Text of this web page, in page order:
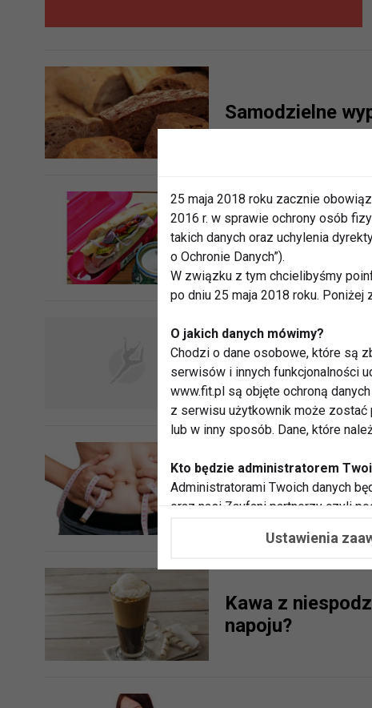
Samodzielne
Twój Lunchbox
KONKURS
Naleśniki
Czy będziemy
Kawa z
napoju?
25 maja 2018 roku zacznie
2016 r. w sprawie ochrony osób
takich danych oraz uchylenia
o Ochronie Danych”).
W związku z tym chcielibyśmy
po dniu 25 maja 2018 roku.
O jakich danych mówimy?
Chodzi o dane osobowe, które są
serwisów i innych funkcjonalności
www.fit.pl są objęte ochroną
z serwisu użytkownik może zostać
lub w inny sposób. Dane, które
Kto będzie administratorem
Administratorami Twoich danych
oraz nasi Zaufani partnerzy czyli
potrzeb i zainteresowań.
Przetwarzamy te dane w celach,
dopasować treści stron i ich
przeprowadzania konkursów z
zapewnić Ci większe
Ustawienia